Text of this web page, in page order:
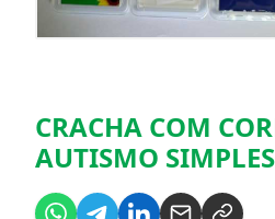
CRACHA COM
AUTISMO SIMPLES